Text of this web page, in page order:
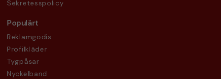
Sekretesspolicy
Populärt
Reklamgodis
Profilkläder
Tygpåsar
Nyckelband